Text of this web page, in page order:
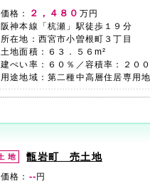
価格： ２，４８０ 万円
阪神本線「杭瀬」駅徒歩１９分
所在地：西宮市小曽根町３丁目
土地面積：６３．５６m²
建ぺい率：６０％／容積率：２０
用途地域：第二種中高層住居専用
甑岩町 売土地
価格： -- 円